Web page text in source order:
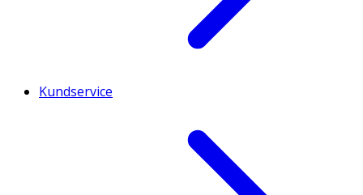
Kundservice